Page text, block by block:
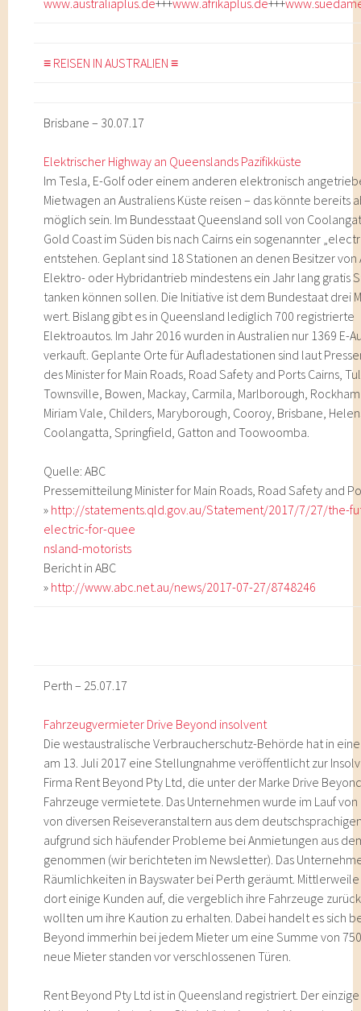
www.australiaplus.de+++www.afrikaplus.de+++
≡ REISEN IN AUSTRALIEN ≡
Brisbane – 30.07.17
Elektrischer Highway an Queenslands Pazifikküste
Im Tesla, E-Golf oder einem anderen elektronisch
Mietwagen an Australiens Küste reisen – das könnte bereits
möglich sein. Im Bundesstaat Queensland soll von
Gold Coast im Süden bis nach Cairns ein sogenannter
entstehen. Geplant sind 18 Stationen an denen Besitzer von
Elektro- oder Hybridantrieb mindestens ein Jahr lang gratis
tanken können sollen. Die Initiative ist dem Bundestaat drei
wert. Bislang gibt es in Queensland lediglich 700 registrierte
Elektroautos. Im Jahr 2016 wurden in Australien nur 1369 E-
verkauft. Geplante Orte für Aufladestationen sind laut
des Minister for Main Roads, Road Safety and Ports Cairns,
Townsville, Bowen, Mackay, Carmila, Marlborough,
Miriam Vale, Childers, Maryborough, Cooroy, Brisbane,
Coolangatta, Springfield, Gatton and Toowoomba.
Quelle: ABC
Pressemitteilung Minister for Main Roads, Road Safety and
» http://statements.qld.gov.au/Statement/2017/7/27/the-
electric-for-quee
nsland-motorists
Bericht in ABC
» http://www.abc.net.au/news/2017-07-27/8748246
Perth – 25.07.17
Fahrzeugvermieter Drive Beyond insolvent
Die westaustralische Verbraucherschutz-Behörde hat in
am 13. Juli 2017 eine Stellungnahme veröffentlicht zur
Firma Rent Beyond Pty Ltd, die unter der Marke Drive
Fahrzeuge vermietete. Das Unternehmen wurde im Lauf
von diversen Reiseveranstaltern aus dem
aufgrund sich häufender Probleme bei Anmietungen aus
genommen (wir berichteten im Newsletter). Das
Räumlichkeiten in Bayswater bei Perth geräumt.
dort einige Kunden auf, die vergeblich ihre Fahrzeuge
wollten um ihre Kaution zu erhalten. Dabei handelt es sich
Beyond immerhin bei jedem Mieter um eine Summe von
neue Mieter standen vor verschlossenen Türen.
Rent Beyond Pty Ltd ist in Queensland registriert. Der